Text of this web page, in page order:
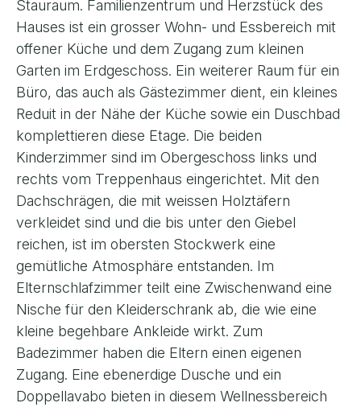
Stauraum. Familienzentrum und Herzstück des
Hauses ist ein grosser Wohn- und Essbereich mit
offener Küche und dem Zugang zum kleinen
Garten im Erdgeschoss. Ein weiterer Raum für ein
Büro, das auch als Gästezimmer dient, ein kleines
Reduit in der Nähe der Küche sowie ein Duschbad
komplettieren diese Etage. Die beiden
Kinderzimmer sind im Obergeschoss links und
rechts vom Treppenhaus eingerichtet. Mit den
Dachschrägen, die mit weissen Holztäfern
verkleidet sind und die bis unter den Giebel
reichen, ist im obersten Stockwerk eine
gemütliche Atmosphäre entstanden. Im
Elternschlafzimmer teilt eine Zwischenwand eine
Nische für den Kleiderschrank ab, die wie eine
kleine begehbare Ankleide wirkt. Zum
Badezimmer haben die Eltern einen eigenen
Zugang. Eine ebenerdige Dusche und ein
Doppellavabo bieten in diesem Wellnessbereich